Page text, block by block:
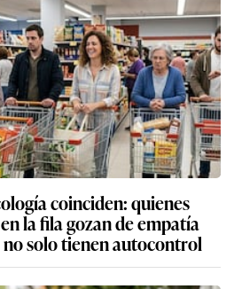
coinciden: quienes
la fila gozan de empatía
solo tienen autocontrol